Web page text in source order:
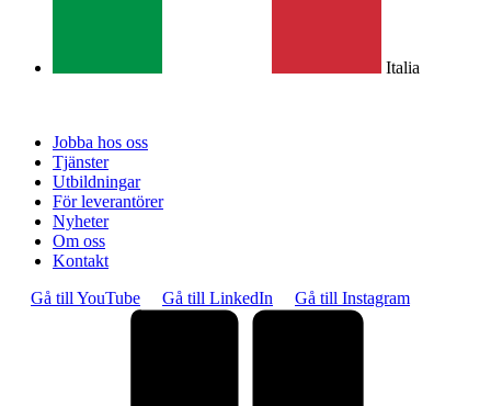
Italia
Jobba hos oss
Tjänster
Utbildningar
För leverantörer
Nyheter
Om oss
Kontakt
Gå till YouTube
Gå till LinkedIn Gå till Instagram